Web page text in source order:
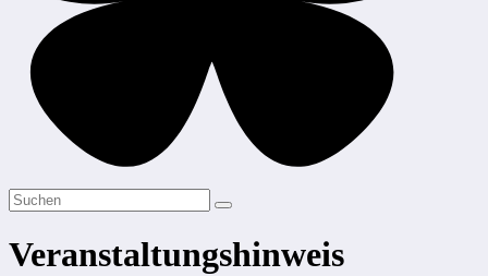
Veranstaltungshinweis